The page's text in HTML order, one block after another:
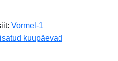
Vormel-1
kuupäevad